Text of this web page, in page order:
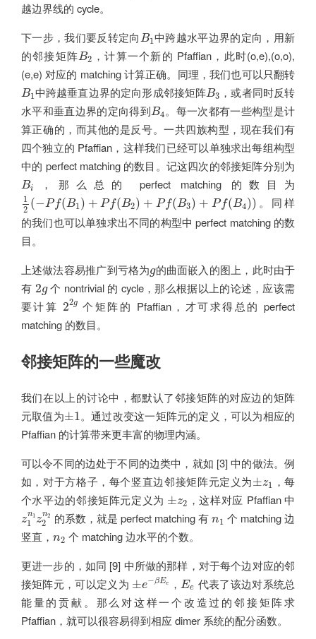
越边界线的 cycle。
下一步，我们要反转定向B1
B1中跨越水平边界的定向，用新
的邻接矩阵B2
B2 ，计算一个新的 Pfaffian，此时(o,e),(o,o),
(e,e) 对应的 matching 计算正确。同理，我们也可以只翻转
B1
B1中跨越垂直边界的定向形成邻接矩阵B3
B3 ，或者同时反转
水平和垂直边界的定向得到B4
B4 。每一次都有一些构型是计
算正确的，而其他的是反号。一共四族构型，现在我们有
四个独立的 Pfaffian，这样我们已经可以单独求出每组构型
中的 perfect matching 的数目。记这四次的邻接矩阵分别为
Bi
Bi ，那么总的 perfect matching 的数目为
1
2 (−Pf(B1) + Pf(B2) + Pf(B3) + Pf(B4))
1 2 −P (B1)+ Pf(B2)+ Pf 3) +Pf B )
。同样
的我们也可以单独求出不同的构型中 perfect matching 的数
目。
上述做法容易推广到亏格为g
g的曲面嵌入的图上，此时由于
有 2g
2g个 nontrivial 的 cycle，那么根据以上的论述，应该需
要计算 22g
22g 个矩阵的 Pfaffian，才可求得总的 perfect
matching 的数目。
邻接矩阵的一些魔改
我们在以上的讨论中，都默认了邻接矩阵的对应边的矩阵
元取值为±1
± 1 。通过改变这一矩阵元的定义，可以为相应的
Pfaffian 的计算带来更丰富的物理内涵。
可以令不同的边处于不同的边类中，就如 [3] 中的做法。例
如，对于方格子，每个竖直边邻接矩阵元定义为±z1
± z1
，每
个水平边的邻接矩阵元定义为 ±z2
± z2 ，这样对应 Pfaffian 中
zn1
1 zn2
2
1n 1z 2n2
的系数，就是 perfect matching 有n1
n1 个 matching 边
竖直， n2
n2 个 matching 边水平的个数。
更进一步的，如同 [9] 中所做的那样，对于每个边对应的邻
接矩阵元，可以定义为 ±e−βEe
± e−βEe， Ee
Ee 代表了该边对系统总
能量的贡献。那么对这样一个改造过的邻接矩阵求
Pfaffian，就可以很容易得到相应 dimer 系统的配分函数。